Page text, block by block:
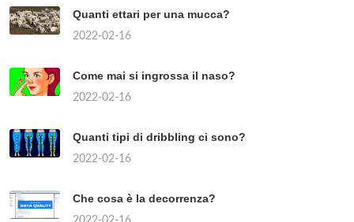
Quanti ettari per una mucca?
2022-02-16
Come mai si ingrossa il naso?
2022-02-16
Quanti tipi di dribbling ci sono?
2022-02-16
Che cosa è la decorrenza?